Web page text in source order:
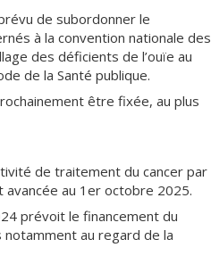
de subordonner le
à la convention nationale des
des déficients de l’ouïe au
de la Santé publique.
être fixée, au plus
de traitement du cancer par
au 1er octobre 2025.
prévoit le financement du
au regard de la